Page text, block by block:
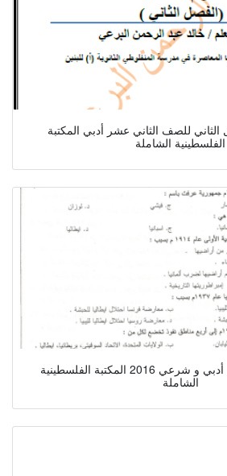
للصف الثاني عشر أدبي المكتبة
الفلسطينية الشاملة
امتحان تاريخ توجيهي أدبي و شرعي 2016 المكتبة الفلسطينية
الشاملة